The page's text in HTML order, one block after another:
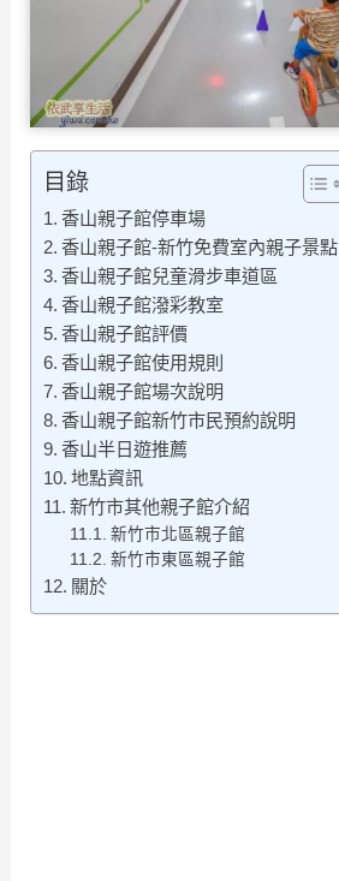
目錄
香山親子館停車場
香山親子館-新竹免費室內親子景點
香山親子館兒童滑步車道區
香山親子館潑彩教室
香山親子館評價
香山親子館使用規則
香山親子館場次說明
香山親子館新竹市民預約說明
香山半日遊推薦
地點資訊
新竹市其他親子館介紹
新竹市北區親子館
新竹市東區親子館
關於